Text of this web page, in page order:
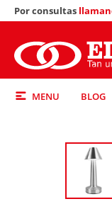
MENU BLOG
Por consultas